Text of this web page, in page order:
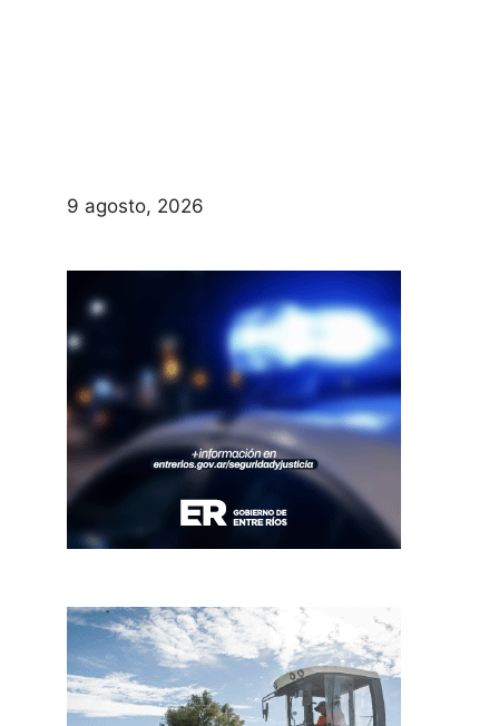
9 agosto, 2026